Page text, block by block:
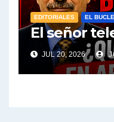
EDITORIALES EL
El señor
JUL 20, 2026